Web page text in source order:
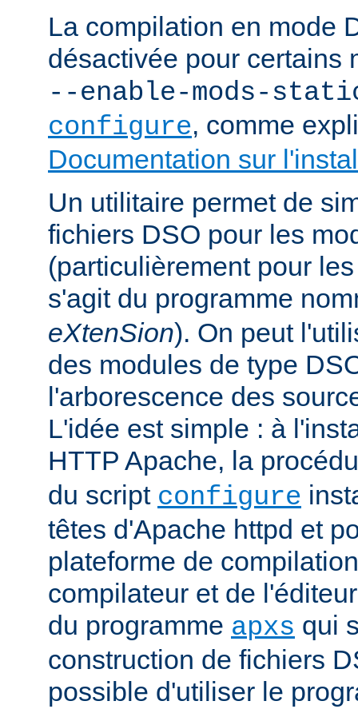
La compilation en mode
désactivée pour certains
--enable-mods-
configure, comme
Documentation sur
Un utilitaire permet de
fichiers DSO pour les
(particulièrement pour
s'agit du programme
eXtenSion). On peut
des modules de type
l'arborescence des
L'idée est simple : à
HTTP Apache, la
du script configure
têtes d'Apache httpd et
plateforme de
compilateur et de
du programme apxs qui
construction de fichiers
possible d'utiliser le